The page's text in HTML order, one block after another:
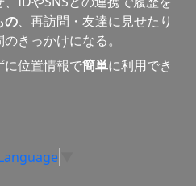
の、再訪問・友達に見せたり
きっかけになる。
に位置情報で簡単に利用でき